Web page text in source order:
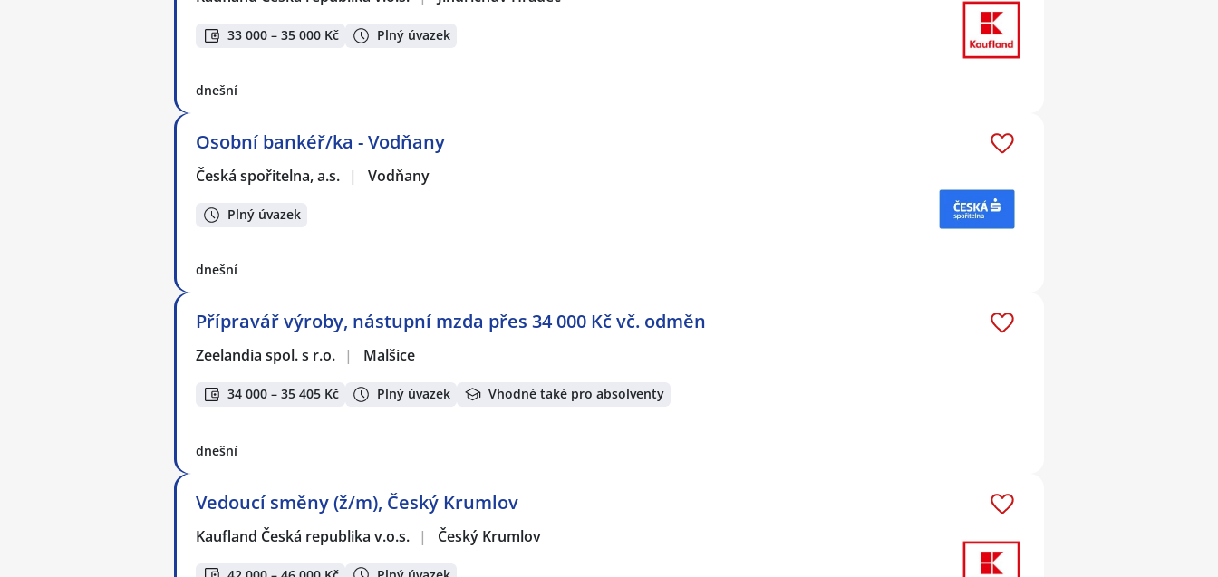
33 000 – 35 000 Kč Plný úvazek
dnešní
Osobní bankéř/ka - Vodňany
Česká spořitelna, a.s. | Vodňany
Plný úvazek
dnešní
Přípravář výroby, nástupní mzda přes 34 000 Kč vč. odměn
Zeelandia spol. s r.o. | Malšice
34 000 – 35 405 Kč Plný úvazek Vhodné také pro absolventy
dnešní
Vedoucí směny (ž/m), Český Krumlov
Kaufland Česká republika v.o.s. | Český Krumlov